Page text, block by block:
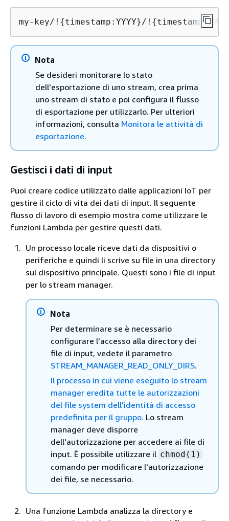
my-key/! {timestamp:YYYY}/! {
Nota
Se desideri monitorare lo stato
dell'esportazione di uno stream, crea prima
uno stream di stato e poi configura il flusso
di esportazione per utilizzarlo. Per ulteriori
informazioni, consulta Monitora le attività di
esportazione.
Gestisci i dati di input
Puoi creare codice utilizzato dalle applicazioni IoT per
gestire il ciclo di vita dei dati di input. Il seguente
flusso di lavoro di esempio mostra come utilizzare le
funzioni Lambda per gestire questi dati.
Un processo locale riceve dati da dispositivi o
periferiche e quindi li scrive su file in una directory
sul dispositivo principale. Questi sono i file di input
per lo stream manager.
Nota
Per determinare se è necessario
configurare l'accesso alla directory dei
file di input, vedete il parametro
STREAM_MANAGER_READ_ONLY_DIRS.
Il processo in cui viene eseguito lo stream
manager eredita tutte le autorizzazioni
del file system dell'identità di accesso
predefinita per il gruppo. Lo stream
manager deve disporre
dell'autorizzazione per accedere ai file di
input. È possibile utilizzare il chmod(1)
comando per modificare l'autorizzazione
dei file, se necessario.
Una funzione Lambda analizza la directory e